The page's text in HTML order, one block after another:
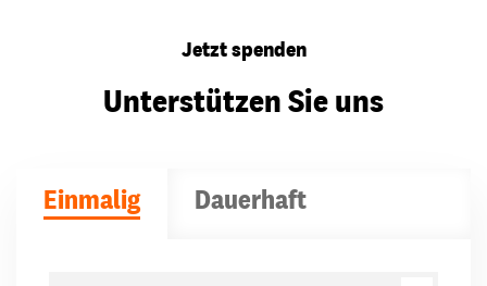
Jetzt spenden
Unterstützen Sie uns
Einmalig Dauerhaft